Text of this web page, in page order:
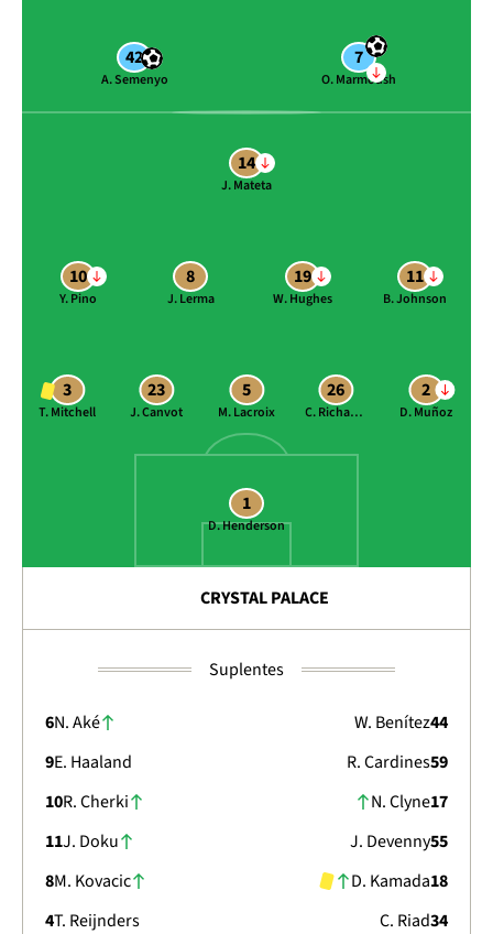
42
A. Semenyo
7
O. Marmoush
1
D. Henderson
2
D. Muñoz
26
C. Richards
5
M. Lacroix
23
J. Canvot
3
T. Mitchell
11
B. Johnson
19
W. Hughes
8
J. Lerma
10
Y. Pino
14
J. Mateta
CRYSTAL PALACE
Suplentes
6N. Aké
9E. Haaland
10R. Cherki
11J. Doku
8M. Kovacic
4T. Reijnders
44
W. Benítez
59
R. Cardines
17
N. Clyne
55
J. Devenny
18
D. Kamada
34
C. Riad